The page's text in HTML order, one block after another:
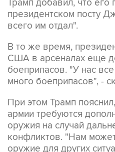
Трамп добавил, что его
президентском посту
всего им отдал".
В то же время,
США в арсеналах еще
боеприпасов. "У нас
много боеприпасов", -
При этом Трамп
армии требуются
оружия на случай
конфликтов. "Нам
оружие для других